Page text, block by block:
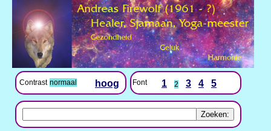
Contrast normaal hoog Font 1 2 3 4 5